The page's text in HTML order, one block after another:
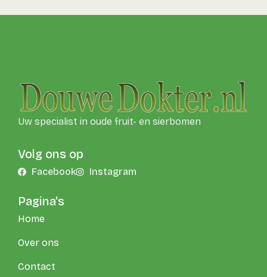
Pagina's
Home
Over ons
Contact
Uw specialist in oude fruit- en sierbomen
Volg ons op
Facebook Instagram